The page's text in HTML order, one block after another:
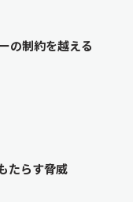
の制約を越える
たらす脅威